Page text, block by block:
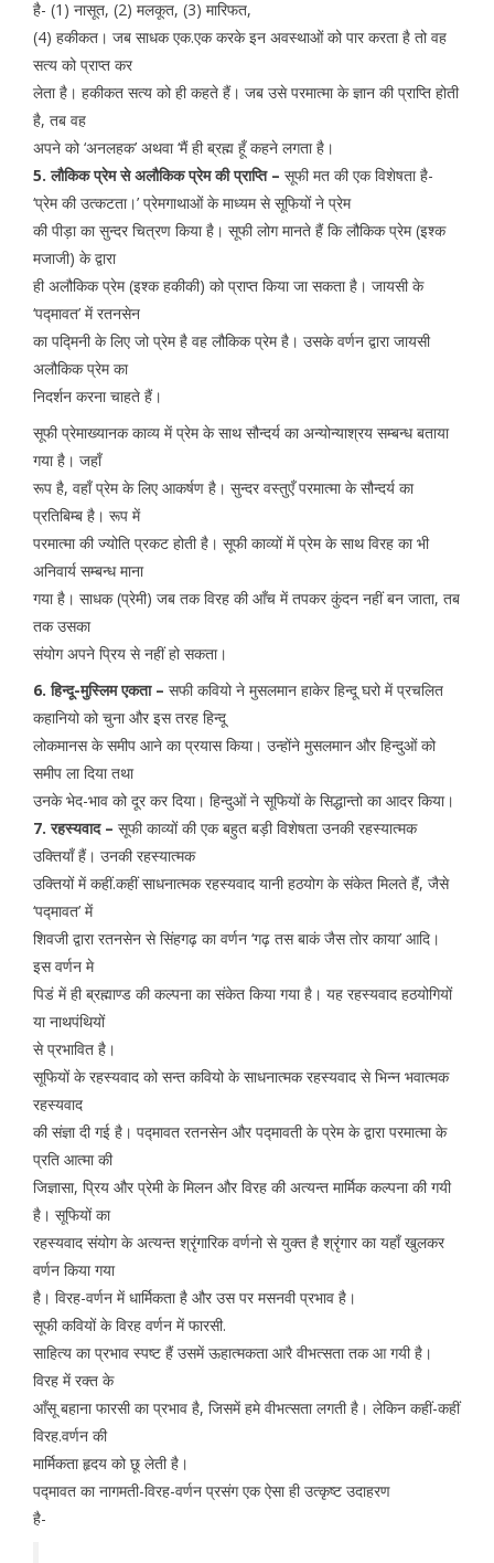
है- (1) नासूत, (2) मलकूत, (3) मारिफत,
(4) हकीकत। जब साधक एक.एक करके इन अवस्थाओं को पार करता है तो वह
सत्य को प्राप्त कर
लेता है। हकीकत सत्य को ही कहते हैं। जब उसे परमात्मा के ज्ञान की प्राप्ति होती
है, तब वह
अपने को ‘अनलहक’ अथवा ‘मैं ही ब्रह्म हूँ कहने लगता है।
5. लौकिक प्रेम से अलौकिक प्रेम की प्राप्ति – सूफी मत की एक विशेषता है-
‘प्रेम की उत्कटता।’ प्रेमगाथाओं के माध्यम से सूफियों ने प्रेम
की पीड़ा का सुन्दर चित्रण किया है। सूफी लोग मानते हैं कि लौकिक प्रेम (इश्क
मजाजी) के द्वारा
ही अलौकिक प्रेम (इश्क हकीकी) को प्राप्त किया जा सकता है। जायसी के
‘पद्मावत’ में रतनसेन
का पद्मिनी के लिए जो प्रेम है वह लौकिक प्रेम है। उसके वर्णन द्वारा जायसी
अलौकिक प्रेम का
निदर्शन करना चाहते हैं।
सूफी प्रेमाख्यानक काव्य में प्रेम के साथ सौन्दर्य का अन्योन्याश्रय सम्बन्ध बताया
गया है। जहाँ
रूप है, वहाँ प्रेम के लिए आकर्षण है। सुन्दर वस्तुएँ परमात्मा के सौन्दर्य का
प्रतिबिम्ब है। रूप में
परमात्मा की ज्योति प्रकट होती है। सूफी काव्यों में प्रेम के साथ विरह का भी
अनिवार्य सम्बन्ध माना
गया है। साधक (प्रेमी) जब तक विरह की आँच में तपकर कुंदन नहीं बन जाता, तब
तक उसका
संयोग अपने प्रिय से नहीं हो सकता।
6. हिन्दू-मुस्लिम एकता – सफी कवियो ने मुसलमान हाकेर हिन्दू घरो में प्रचलित
कहानियो को चुना और इस तरह हिन्दू
लोकमानस के समीप आने का प्रयास किया। उन्होंने मुसलमान और हिन्दुओं को
समीप ला दिया तथा
उनके भेद-भाव को दूर कर दिया। हिन्दुओं ने सूफियों के सिद्धान्तो का आदर किया।
7. रहस्यवाद – सूफी काव्यों की एक बहुत बड़ी विशेषता उनकी रहस्यात्मक
उक्तियाँ हैं। उनकी रहस्यात्मक
उक्तियों में कहीं.कहीं साधनात्मक रहस्यवाद यानी हठयोग के संकेत मिलते हैं, जैसे
‘पद्मावत’ में
शिवजी द्वारा रतनसेन से सिंहगढ़ का वर्णन ‘गढ़ तस बाकं जैस ताेर काया’ आदि।
इस वर्णन मे
पिडं में ही ब्रह्माण्ड की कल्पना का संकेत किया गया है। यह रहस्यवाद हठयोगियों
या नाथपंथियों
से प्रभावित है।
सूफियों के रहस्यवाद को सन्त कवियो के साधनात्मक रहस्यवाद से भिन्न भवात्मक
रहस्यवाद
की संज्ञा दी गई है। पद्मावत रतनसेन और पद्मावती के प्रेम के द्वारा परमात्मा के
प्रति आत्मा की
जिज्ञासा, प्रिय और प्रेमी के मिलन और विरह की अत्यन्त मार्मिक कल्पना की गयी
है। सूफियों का
रहस्यवाद संयोग के अत्यन्त श्रृंगारिक वर्णनो से युक्त है श्रृंगार का यहाँ खुलकर
वर्णन किया गया
है। विरह-वर्णन में धार्मिकता है और उस पर मसनवी प्रभाव है।
सूफी कवियों के विरह वर्णन में फारसी.
साहित्य का प्रभाव स्पष्ट हैं उसमें ऊहात्मकता आरै वीभत्सता तक आ गयी है।
विरह में रक्त के
आँसू बहाना फारसी का प्रभाव है, जिसमें हमे वीभत्सता लगती है। लेकिन कहीं-कहीं
विरह.वर्णन की
मार्मिकता हृदय को छू लेती है।
पद्मावत का नागमती-विरह-वर्णन प्रसंग एक ऐसा ही उत्कृष्ट उदाहरण
है-